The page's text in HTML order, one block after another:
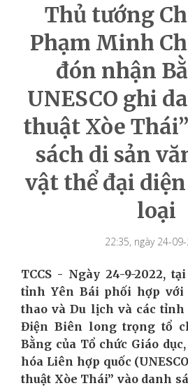
Thủ tướng
Phạm Minh
đón nhận
UNESCO ghi
thuật Xòe
sách di sản
vật thể đại
loại
22:35, ngày 24-
TCCS - Ngày 24-9-2022,
tỉnh Yên Bái phối hợp với
thao và Du lịch và các tỉnh
Điện Biên long trọng tổ
Bằng của Tổ chức Giáo
hóa Liên hợp quốc
thuật Xòe Thái” vào danh